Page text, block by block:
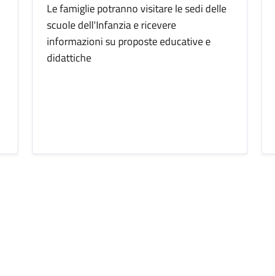
Le famiglie potranno visitare le sedi delle
scuole dell'Infanzia e ricevere
informazioni su proposte educative e
didattiche